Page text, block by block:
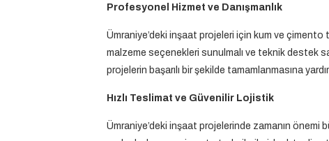
Profesyonel Hizmet ve Danışmanlık
Ümraniye’deki inşaat projeleri için kum ve
malzeme seçenekleri sunulmalı ve teknik destek
projelerin başarılı bir şekilde tamamlanmasına
Hızlı Teslimat ve Güvenilir Lojistik
Ümraniye’deki inşaat projelerinde zamanın önemi